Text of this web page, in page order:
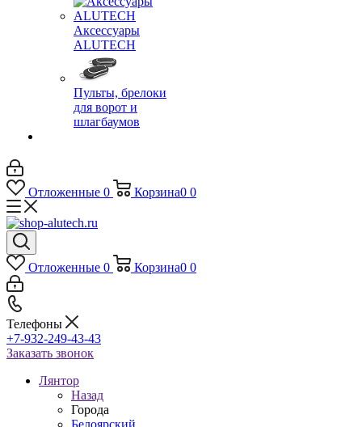
Аксессуары
ALUTECH
Пульты, брелоки
для ворот и
шлагбаумов
Отложенные 0 Корзина0 0
Отложенные 0 Корзина0 0
Телефоны
+7-932-249-43-43
Заказать звонок
Лянтор
Назад
Города
Белоярский